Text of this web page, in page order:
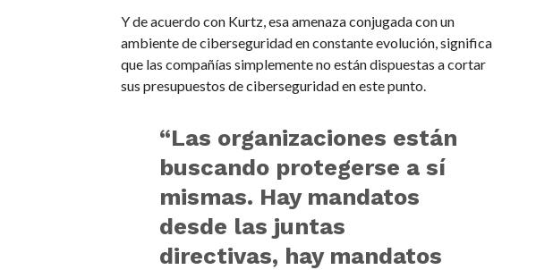
Y de acuerdo con Kurtz, esa amenaza conjugada con un
ambiente de ciberseguridad en constante evolución, significa
que las compañías simplemente no están dispuestas a cortar
sus presupuestos de ciberseguridad en este punto.
“Las organizaciones están
buscando protegerse a sí
mismas. Hay mandatos
desde las juntas
directivas, hay mandatos